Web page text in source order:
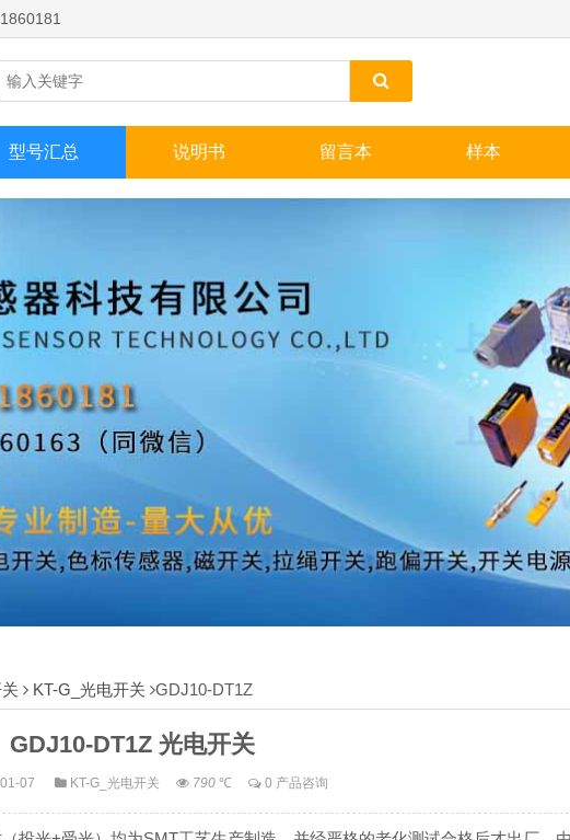
型号汇总 说明书 留言本 样本
KT-G_光电开关 GDJ10-DT1Z
GDJ10-DT1Z 光电开关
07 KT-G_光电开关 790℃ 0 产品咨询